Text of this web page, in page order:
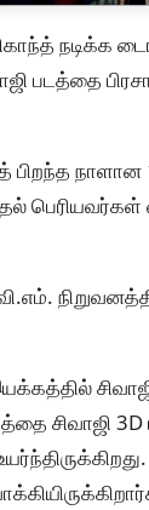
பிறந்த
சிவாஜி 3D